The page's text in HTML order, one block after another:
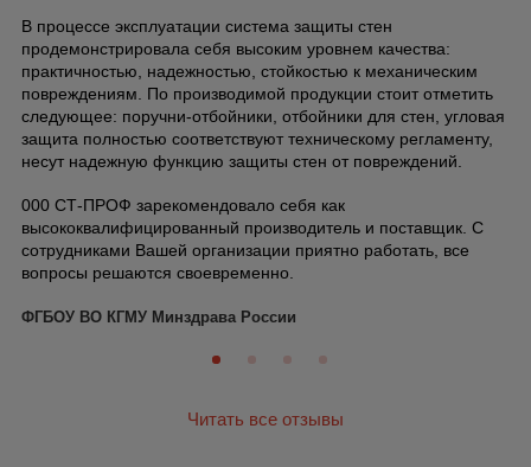
В процессе эксплуатации система защиты стен
продемонстрировала себя высоким уровнем качества:
практичностью, надежностью, стойкостью к механическим
повреждениям. По производимой продукции стоит отметить
следующее: поручни-отбойники, отбойники для стен, угловая
защита полностью соответствуют техническому регламенту,
несут надежную функцию защиты стен от повреждений.
000 СТ-ПРОФ зарекомендовало себя как
высококвалифицированный производитель и поставщик. С
сотрудниками Вашей организации приятно работать, все
вопросы решаются своевременно.
ФГБОУ ВО КГМУ Минздрава России
Читать все отзывы